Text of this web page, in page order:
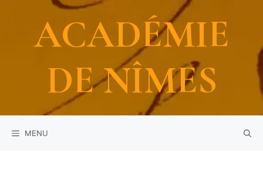
ACADÉMIE
DE NÎMES
MENU